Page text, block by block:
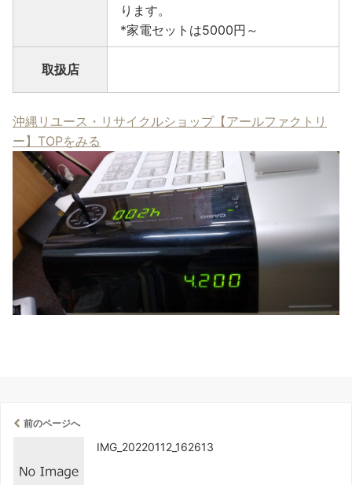
ります。
*家電セットは5000円～
取扱店
沖縄リユース・リサイクルショップ【アールファクトリ
ー】TOPをみる
前のページへ
IMG_20220112_162613